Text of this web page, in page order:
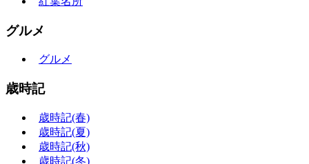
グルメ
グルメ
歳時記
歳時記(春)
歳時記(夏)
歳時記(秋)
歳時記(冬)